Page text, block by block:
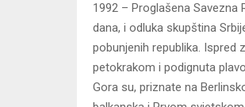
1992 – Proglašena Savezna
dana, i odluka skupština
pobunjenih republika. Ispred
petokrakom i podignuta
Gora su, priznate na